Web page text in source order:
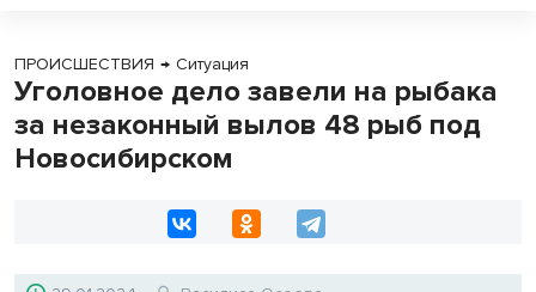
ПРОИСШЕСТВИЯ → Ситуация
Уголовное дело завели на рыбака
за незаконный вылов 48 рыб под
Новосибирском